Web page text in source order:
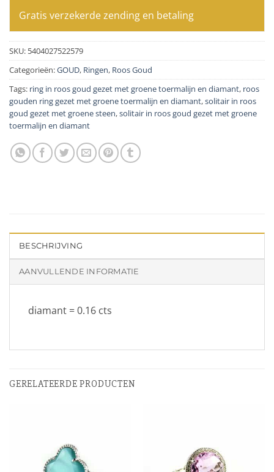
Gratis verzekerde zending en betaling
SKU: 5404027522579
Categorieën:GOUD, Ringen, Roos Goud
Tags: ring in roos goud gezet met groene toermalijn en diamant, roos
gouden ring gezet met groene toermalijn en diamant,solitair in roos
goud gezet met groene steen,solitair in roos goud gezet met groene
toermalijn en diamant
BESCHRIJVING
AANVULLENDE INFORMATIE
diamant = 0.16 cts
GERELATEERDE PRODUCTEN